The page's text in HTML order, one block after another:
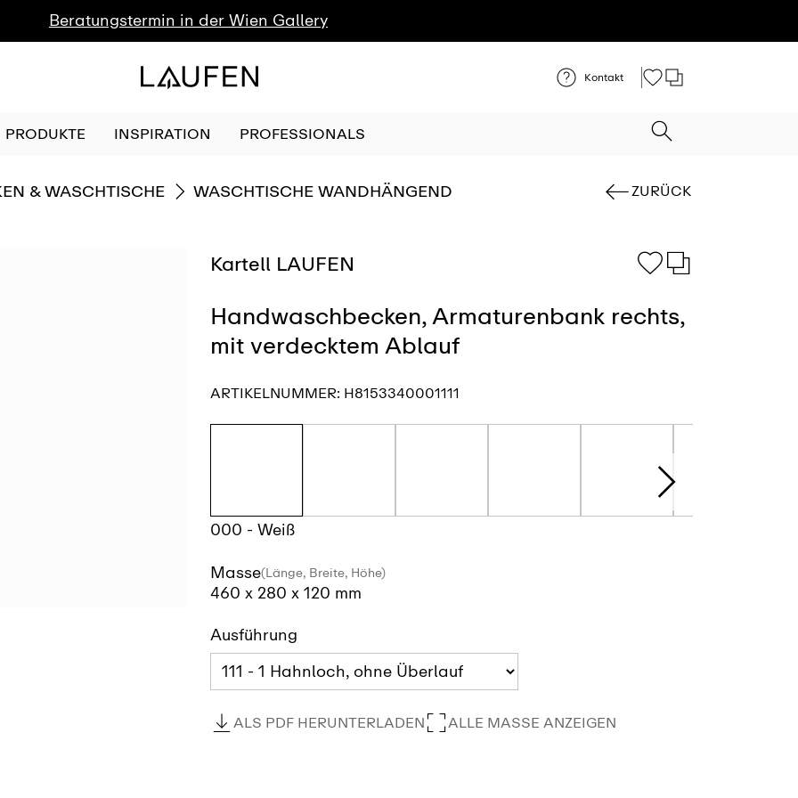
Beratungstermin in der Wien Gallery
Kontakt
PRODUKTE INSPIRATION PROFESSIONALS
& WASCHTISCHE GEHE ZU
WASCHTISCHE WANDHÄNGEND ZURÜCK
Kartell LAUFEN
Handwaschbecken, Armaturenbank rechts,
mit verdecktem Ablauf
ARTIKELNUMMER: H8153340001111
000 - Weiß
Masse(Länge, Breite, Höhe)
460 x 280 x 120 mm
Ausführung
ALS PDF HERUNTERLADEN ALLE MASSE ANZEIGEN